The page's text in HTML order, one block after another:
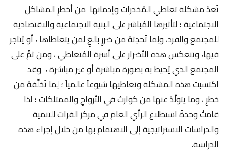
تُعدّ مشكلة تعاطي المُخدرات وإدمانها من أخطرِ المشاكل
الاجتماعية ؛ لتأثيرها المُباشر على البنية الاجتماعية والاقتصادية
للمجتمع والفرد، ولِما تُحدِثهُ من ضررٍ بالغٍ لمن يتعاطاها ، أو يُتاجر
فيها، وتنعكس هذه الأضرار على أسرة المُتعاطي ، ومن ثمَّ على
المجتمع الذي يُحيط به بصورة مباشرة أو غير مباشرة ، وقد
اكتسبت هذه المشكلة وتعاطيها شيوعاً عالمياً ؛ لِما تُخلِّفهُ من
خطرٍ ، وما يتولَّدُ عنها من كوارث في الأرواحِ والممتلكات ؛ لذا
قامتْ وحدةُ استطلاع الرأي العام في مركز الفرات للتنمية
والدراسات الاستراتيجية إلى الاهتمام بها من خلال إجراء هذه
الدراسة.